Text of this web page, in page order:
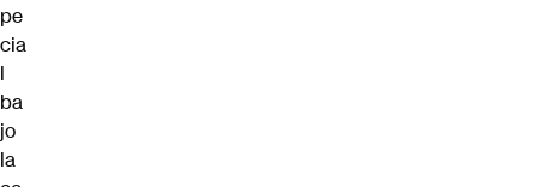
pe
cia
l
ba
jo
la